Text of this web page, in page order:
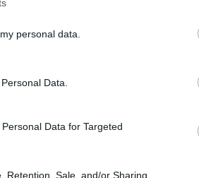
personal data.
Data.
Data for Targeted
Retention, Sale, and/or Sharing
vijenaca na centralno
Srpske".
VRS nalazi i vojnik